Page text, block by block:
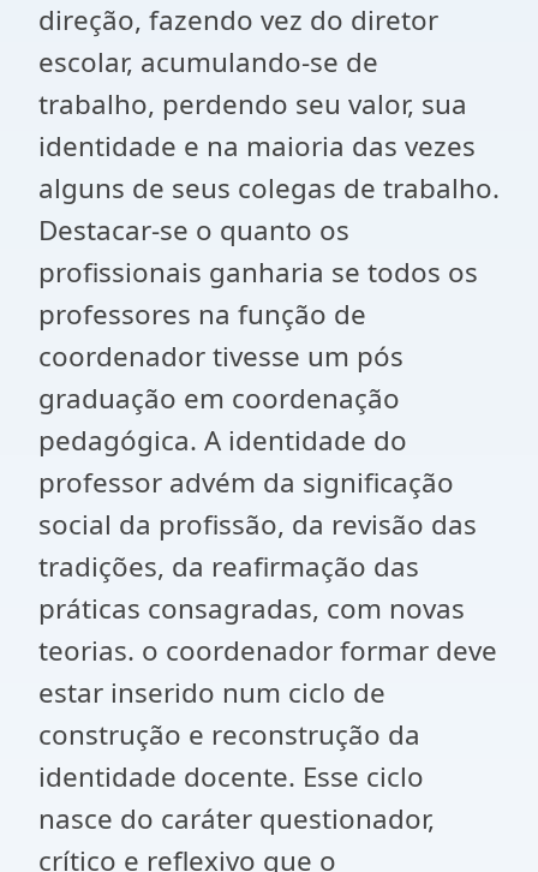
direção, fazendo vez do diretor
escolar, acumulando-se de
trabalho, perdendo seu valor, sua
identidade e na maioria das vezes
alguns de seus colegas de trabalho.
Destacar-se o quanto os
profissionais ganharia se todos os
professores na função de
coordenador tivesse um pós
graduação em coordenação
pedagógica. A identidade do
professor advém da significação
social da profissão, da revisão das
tradições, da reafirmação das
práticas consagradas, com novas
teorias. o coordenador formar deve
estar inserido num ciclo de
construção e reconstrução da
identidade docente. Esse ciclo
nasce do caráter questionador,
crítico e reflexivo que o